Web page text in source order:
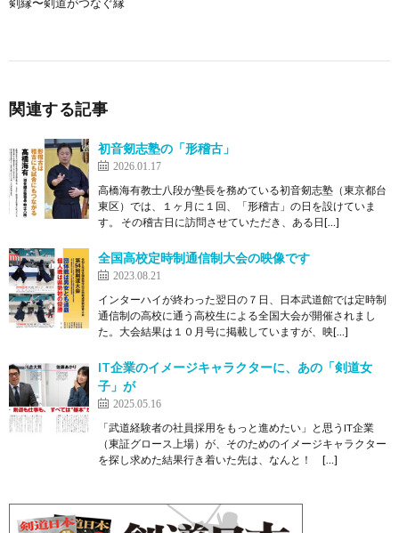
関連する記事
初音剱志塾の「形稽古」
2026.01.17
高橋海有教士八段が塾長を務めている初音剱志塾（東京都台
東区）では、１ヶ月に１回、「形稽古」の日を設けていま
す。 その稽古日に訪問させていただき、ある日[…]
全国高校定時制通信制大会の映像です
2023.08.21
インターハイが終わった翌日の７日、日本武道館では定時制
通信制の高校に通う高校生による全国大会が開催されまし
た。大会結果は１０月号に掲載していますが、映[…]
IT企業のイメージキャラクターに、あの「剣道女
子」が
2025.05.16
「武道経験者の社員採用をもっと進めたい」と思うIT企業
（東証グロース上場）が、そのためのイメージキャラクター
を探し求めた結果行き着いた先は、なんと！ […]